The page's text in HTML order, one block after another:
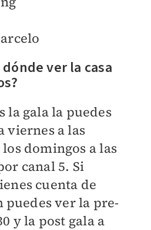
dónde ver la casa
la gala la puedes
viernes a las
domingos a las
canal 5. Si
cuenta de
puedes ver la pre-
y la post gala a